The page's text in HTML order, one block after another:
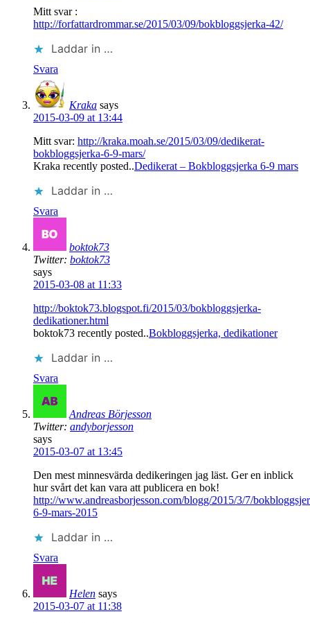
Mitt svar :
http://forfattardrommar.se/2015/03/09/bokbloggsjerka-42/
Laddar in …
Svara
Kraka says
2015-03-09 at 13:44
Mitt svar: http://kraka.moah.se/2015/03/09/dedikerat-
bokbloggsjerka-6-9-mars/
Kraka recently posted..Dedikerat – Bokbloggsjerka 6-9 mars
Laddar in …
Svara
boktok73
Twitter: boktok73
says
2015-03-08 at 11:33
http://boktok73.blogspot.fi/2015/03/bokbloggsjerka-
dedikationer.html
boktok73 recently posted..Bokbloggsjerka, dedikationer
Laddar in …
Svara
Andreas Börjesson
Twitter: andyborjesson
says
2015-03-07 at 13:45
Den mest minnesvärda dedikeringen jag läst. Ger en inblick
hur svårt det kan vara att publicera en bok!
http://www.andreasborjesson.com/blogg/2015/3/7/
6-9-mars-2015
Laddar in …
Svara
Helen says
2015-03-07 at 11:38